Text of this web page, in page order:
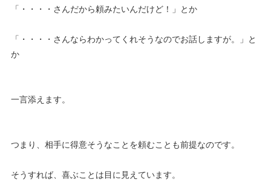
「・・・・さんだから頼みたいんだけど！」とか
「・・・・さんならわかってくれそうなのでお話しますが。」と
か
一言添えます。
つまり、相手に得意そうなことを頼むことも前提なのです。
そうすれば、喜ぶことは目に見えています。